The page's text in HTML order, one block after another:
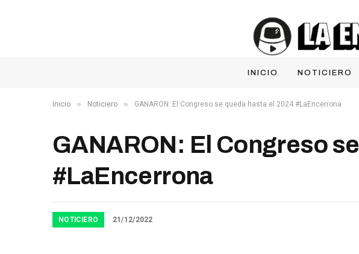
INICIO NOTICIERO
Inicio » Noticiero » GANARON: El Congreso se queda hasta el 2024 #LaEncerrona
GANARON: El Congreso
#LaEncerrona
NOTICIERO 21/12/2022